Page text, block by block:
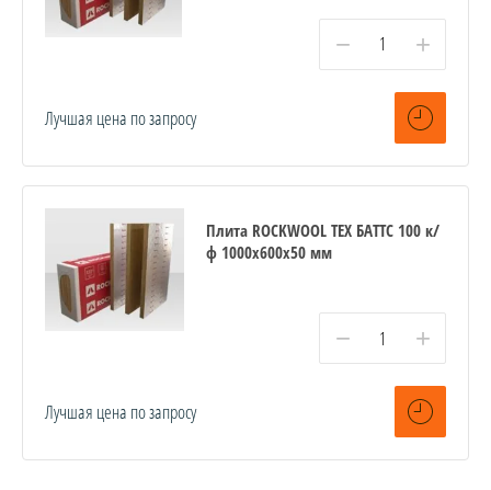
− +
Лучшая цена по запросу
Плита ROCKWOOL ТЕХ БАТТС 100 к/
ф 1000x600x50 мм
− +
Лучшая цена по запросу